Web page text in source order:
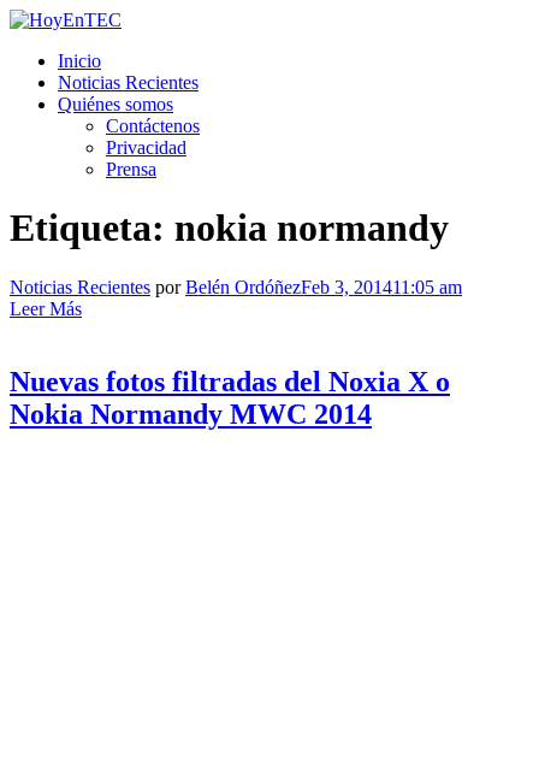
Saltar
contenido.
Inicio
Noticias Recientes
Quiénes somos
Contáctenos
Privacidad
Prensa
Etiqueta: nokia normandy
Noticias Recientes porBelén OrdóñezFeb 3, 201411:05 am
Leer Más
Nuevas fotos filtradas del Noxia X o
Nokia Normandy MWC 2014